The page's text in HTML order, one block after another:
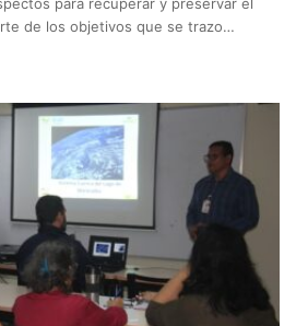
para recuperar y preservar el
de los objetivos que se trazo…